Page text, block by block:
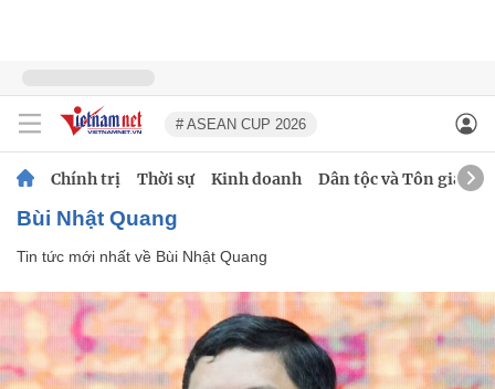
# ASEAN CUP 2026
Chính trị Thời sự Kinh doanh Dân tộc và Tôn giáo
Bùi Nhật Quang
Tin tức mới nhất về Bùi Nhật Quang